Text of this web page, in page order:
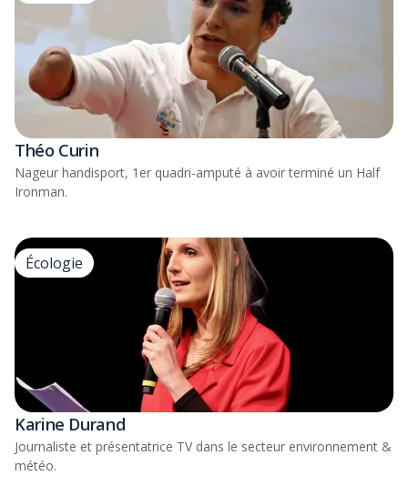
Théo Curin
Nageur handisport, 1er quadri-amputé à avoir terminé un Half
Ironman.
Écologie
Karine Durand
Journaliste et présentatrice TV dans le secteur environnement &
météo.